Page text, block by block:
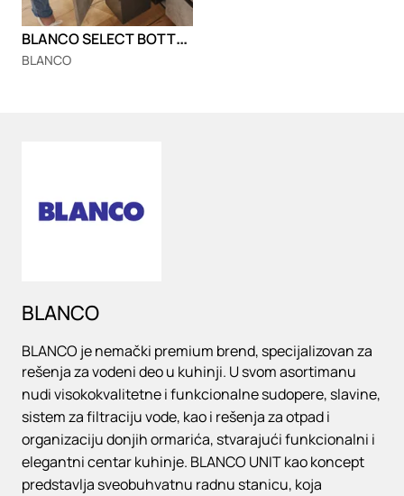
B
LANCO SELECT BOTTON II 30/2
BLANCO
BLANCO
BLANCO je nemački premium brend, specijalizovan za
rešenja za vodeni deo u kuhinji. U svom asortimanu
nudi visokokvalitetne i funkcionalne sudopere, slavine,
sistem za filtraciju vode, kao i rešenja za otpad i
organizaciju donjih ormarića, stvarajući funkcionalni i
elegantni centar kuhinje. BLANCO UNIT kao koncept
predstavlja sveobuhvatnu radnu stanicu, koja